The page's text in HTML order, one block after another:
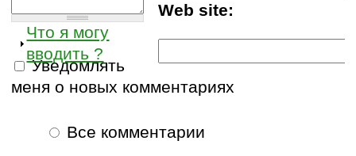
Web site:
Что я могу
вводить ?
Уведомлять
меня о новых комментариях
Все комментарии